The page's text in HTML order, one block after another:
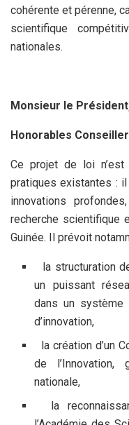
cohérente et pérenne,
scientifique
nationales.
Monsieur le
Honorables
Ce projet de loi
pratiques existantes :
innovations
recherche scientifique
Guinée. Il prévoit
la structuration
un puissant
dans un système
d’innovation,
la création d’un
de
nationale,
la